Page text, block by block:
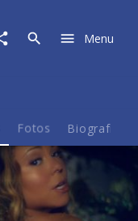
Menu
Fotos Biografie